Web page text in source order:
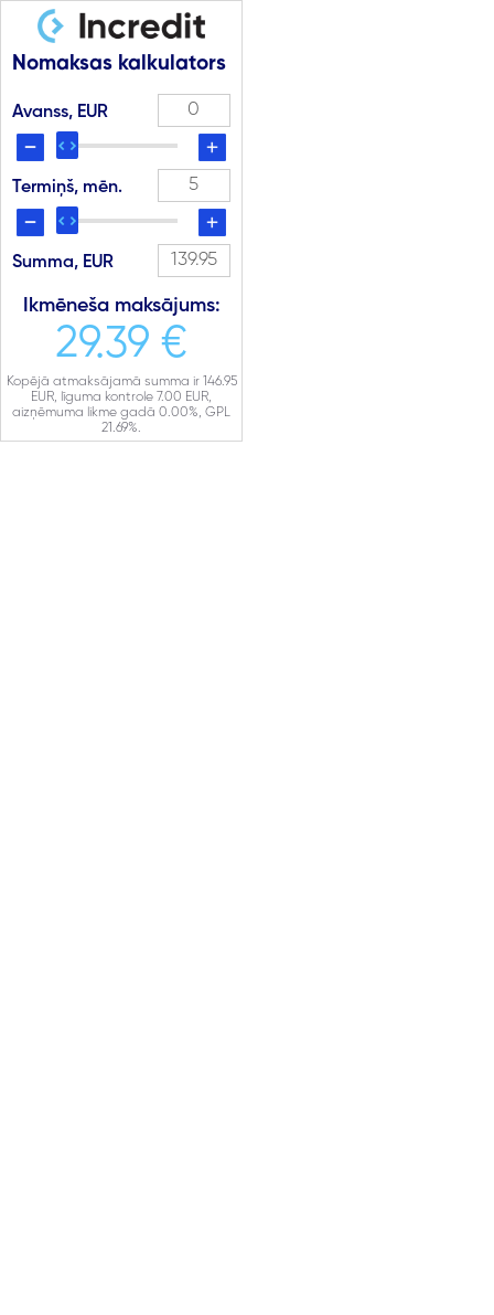
Nomaksas kalkulators
Avanss, EUR
Termiņš, mēn.
Summa, EUR
Ikmēneša maksājums:
29.39 €
Kopējā atmaksājamā summa ir 146.95
EUR, līguma kontrole 7.00 EUR,
aizņēmuma likme gadā 0.00%, GPL
21.69%.